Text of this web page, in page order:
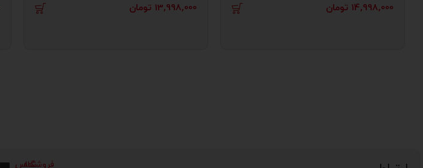
14,998,000 تومان 13,998,000 تومان
فروشگاه
تماس